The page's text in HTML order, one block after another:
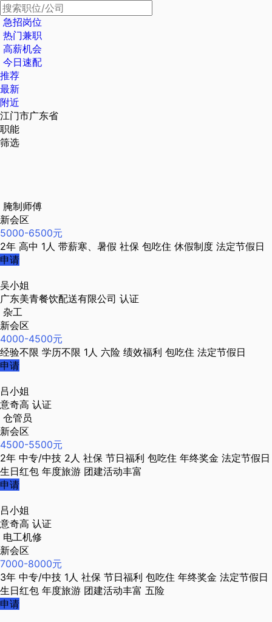
急招岗位
热门兼职
高薪机会
今日速配
推荐
最新
附近
江门市广东省
职能
筛选
腌制师傅
新会区
5000-6500元
2年 高中 1人 带薪寒、暑假 社保 包吃住 休假制度 法定节假日
申请
吴小姐
广东美青餐饮配送有限公司 认证
杂工
新会区
4000-4500元
经验不限 学历不限 1人 六险 绩效福利 包吃住 法定节假日
申请
吕小姐
意奇高 认证
仓管员
新会区
4500-5500元
2年 中专/中技 2人 社保 节日福利 包吃住 年终奖金 法定节假日
生日红包 年度旅游 团建活动丰富
申请
吕小姐
意奇高 认证
电工机修
新会区
7000-8000元
3年 中专/中技 1人 社保 节日福利 包吃住 年终奖金 法定节假日
生日红包 年度旅游 团建活动丰富 五险
申请